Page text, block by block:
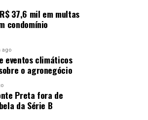
37,6 mil em multas
condomínio
ago
eventos climáticos
o agronegócio
Preta fora de
da Série B